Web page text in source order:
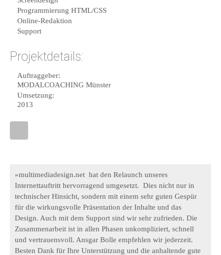
Programmierung HTML/CSS
Online-Redaktion
Support
Projektdetails:
Auftraggeber:
MODALCOACHING Münster
Umsetzung:
2013
»multimediadesign.net hat den Relaunch unseres
Internettauftritt hervorragend umgesetzt. Dies nicht nur in
technischer Hinsicht, sondern mit einem sehr guten Gespür
für die wirkungsvolle Präsentation der Inhalte und das
Design. Auch mit dem Support sind wir sehr zufrieden. Die
Zusammenarbeit ist in allen Phasen unkompliziert, schnell
und vertrauensvoll. Ansgar Bolle empfehlen wir jederzeit.
Besten Dank für Ihre Unterstützung und die anhaltende gute